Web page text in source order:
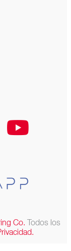
Co. Todos los